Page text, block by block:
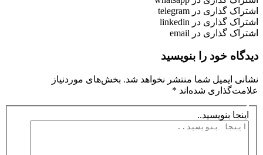
اشتراک گذاری در telegram
اشتراک گذاری در linkedin
اشتراک گذاری در email
دیدگاه‌ خود را بنویسید
نشانی ایمیل شما منتشر نخواهد شد. بخش‌های موردنیاز
علامت‌گذاری شده‌اند *
اینجا بنویسید..